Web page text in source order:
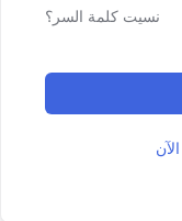
نسيت كلمة السر؟